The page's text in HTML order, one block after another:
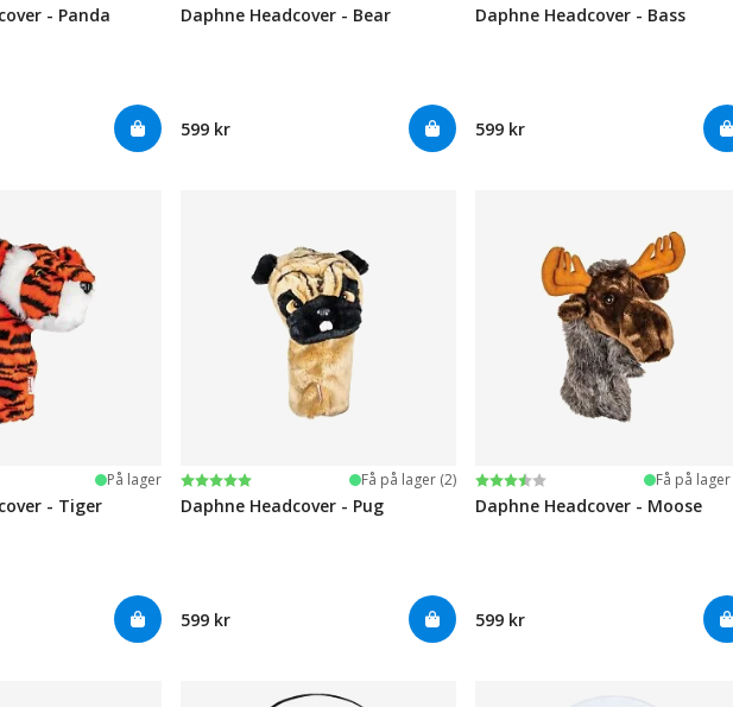
- Panda Daphne Headcover - Bear
599 kr
Daphne Headcover - Bass
599 kr
På lager
- Tiger
Karakter:
5.0 av 5 mulige Få på lager (2)
Daphne Headcover - Pug
599 kr
Karakter:
3.7 av 5 mulige Få på lager
Daphne Headcover - Moose
599 kr